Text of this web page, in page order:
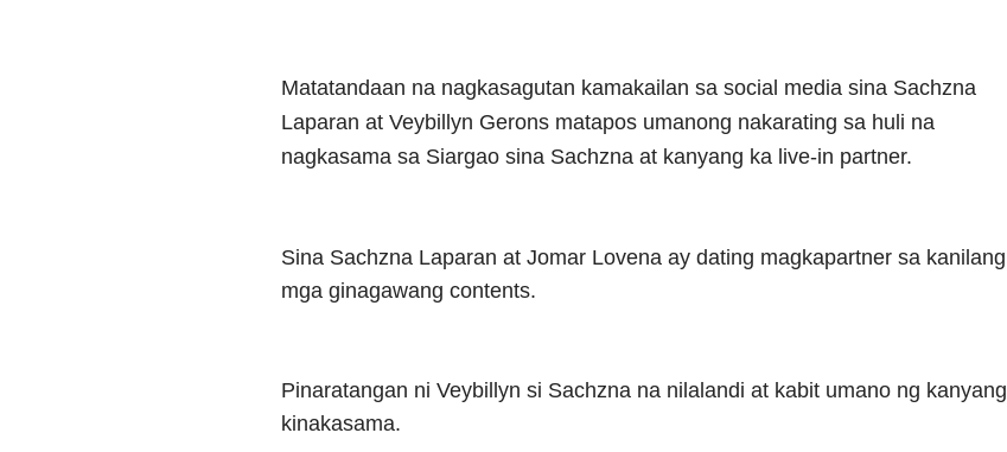
Matatandaan na nagkasagutan kamakailan sa social media sina Sachzna
Laparan at Veybillyn Gerons matapos umanong nakarating sa huli na
nagkasama sa Siargao sina Sachzna at kanyang ka live-in partner.
Sina Sachzna Laparan at Jomar Lovena ay dating magkapartner sa kanilang
mga ginagawang contents.
Pinaratangan ni Veybillyn si Sachzna na nilalandi at kabit umano ng kanyang
kinakasama.